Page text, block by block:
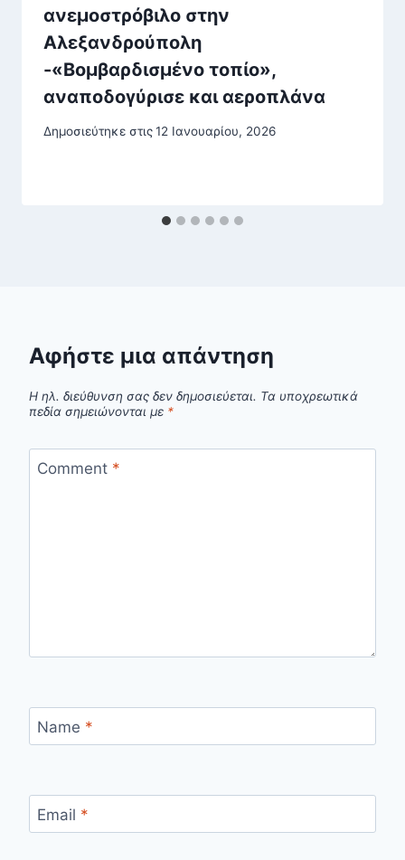
ανεμοστρόβιλο στην
Αλεξανδρούπολη
-«Βομβαρδισμένο τοπίο»,
αναποδογύρισε και αεροπλάνα
Δημοσιεύτηκε στις12 Ιανουαρίου, 2026
Αφήστε μια απάντηση
Η ηλ. διεύθυνση σας δεν δημοσιεύεται. Τα υποχρεωτικά
πεδία σημειώνονται με *
Comment *
Name *
Email *